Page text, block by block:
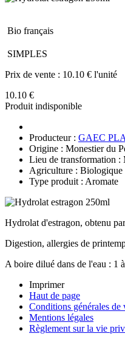
Bio français
SIMPLES
Prix de vente : 10.10 € l'unité
10.10 €
Produit indisponible
Producteur : GAEC
Origine : Monestier du
Lieu de transformation :
Agriculture : Biologique
Type produit : Aromate
Hydrolat d'estragon, obtenu
Digestion, allergies de
A boire dilué dans de l'eau : 1
Imprimer
Haut de page
Conditions générales de
Mentions légales
Règlement sur la vie